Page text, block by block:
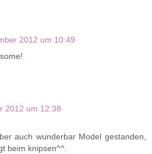
2012 um 10:49
2012 um 12:38
auch wunderbar Model gestanden,
beim knipsen^^.